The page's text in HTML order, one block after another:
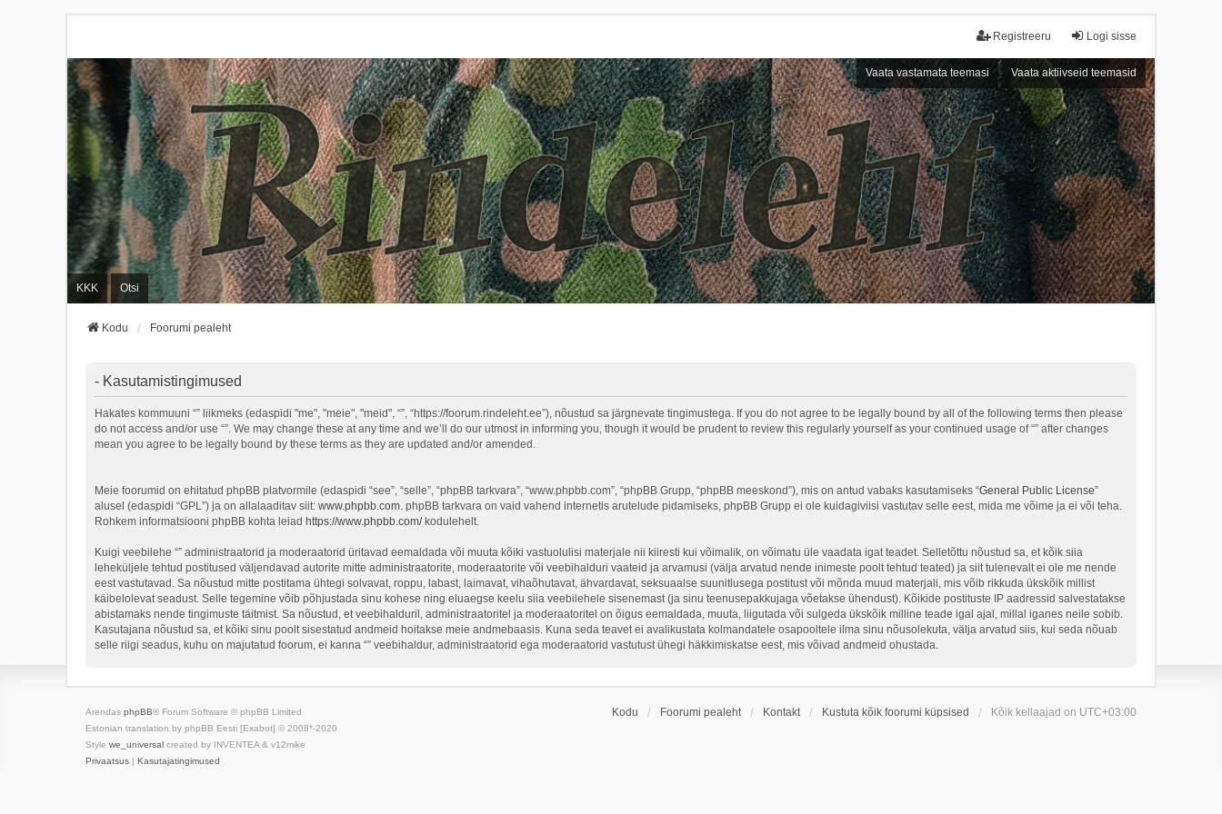
Logi sisse
Registreeru
Vaata vastamata teemasi Vaata aktiivseid teemasid
KKK Otsi
Kodu Foorumi pealeht
- Kasutamistingimused
Hakates kommuuni “” liikmeks (edaspidi "me", "meie", "meid", “”, “https://foorum.rindeleht.ee”), nõustud sa järgnevate tingimustega. If you do not agree to be legally bound by all of the following terms then please
do not access and/or use “”. We may change these at any time and we’ll do our utmost in informing you, though it would be prudent to review this regularly yourself as your continued usage of “” after changes
mean you agree to be legally bound by these terms as they are updated and/or amended.
Meie foorumid on ehitatud phpBB platvormile (edaspidi “see”, “selle”, “phpBB tarkvara”, “www.phpbb.com”, “phpBB Grupp, “phpBB meeskond”), mis on antud vabaks kasutamiseks “General Public License”
alusel (edaspidi “GPL”) ja on allalaaditav siit: www.phpbb.com. phpBB tarkvara on vaid vahend internetis arutelude pidamiseks, phpBB Grupp ei ole kuidagiviisi vastutav selle eest, mida me võime ja ei või teha.
Rohkem informatsiooni phpBB kohta leiad https://www.phpbb.com/kodulehelt.
Kuigi veebilehe “” administraatorid ja moderaatorid üritavad eemaldada või muuta kõiki vastuolulisi materjale nii kiiresti kui võimalik, on võimatu üle vaadata igat teadet. Selletõttu nõustud sa, et kõik siia
leheküljele tehtud postitused väljendavad autorite mitte administraatorite, moderaatorite või veebihalduri vaateid ja arvamusi (välja arvatud nende inimeste poolt tehtud teated) ja siit tulenevalt ei ole me nende
eest vastutavad. Sa nõustud mitte postitama ühtegi solvavat, roppu, labast, laimavat, vihaõhutavat, ähvardavat, seksuaalse suunitlusega postitust või mõnda muud materjali, mis võib rikkuda ükskõik millist
käibelolevat seadust. Selle tegemine võib põhjustada sinu kohese ning eluaegse keelu siia veebilehele sisenemast (ja sinu teenusepakkujaga võetakse ühendust). Kõikide postituste IP aadressid salvestatakse
abistamaks nende tingimuste täitmist. Sa nõustud, et veebihalduril, administraatoritel ja moderaatoritel on õigus eemaldada, muuta, liigutada või sulgeda ükskõik milline teade igal ajal, millal iganes neile sobib.
Kasutajana nõustud sa, et kõiki sinu poolt sisestatud andmeid hoitakse meie andmebaasis. Kuna seda teavet ei avalikustata kolmandatele osapooltele ilma sinu nõusolekuta, välja arvatud siis, kui seda nõuab
selle riigi seadus, kuhu on majutatud foorum, ei kanna “” veebihaldur, administraatorid ega moderaatorid vastutust ühegi häkkimiskatse eest, mis võivad andmeid ohustada.
Kodu Foorumi pealeht Kontakt Kustuta kõik foorumi küpsised Kõik kellaajad on UTC+03:00
Arendas phpBB® Forum Software © phpBB Limited
Estonian translation by phpBB Eesti [Exabot] © 2008*-2020
Style we_universal created by INVENTEA & v12mike
Privaatsus | Kasutajatingimused